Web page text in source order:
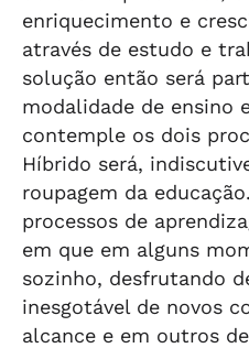
enriquecimento e
através de estudo e
solução então será
modalidade de ensino
contemple os dois
Híbrido será,
roupagem da
processos de
em que em alguns
sozinho, desfrutando
inesgotável de novos
alcance e em outros